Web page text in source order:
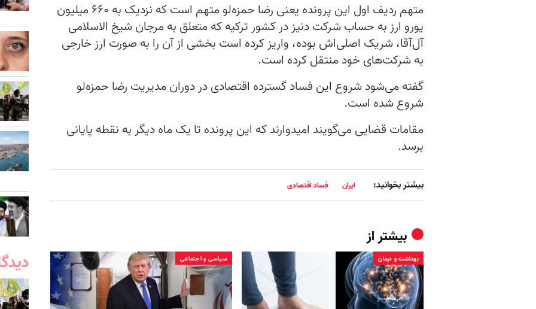
متهم ردیف اول این پرونده یعنی رضا حمزه‌لو متهم است که نزدیک به ۶۶۰ میلیون
یورو ارز به حساب شرکت دنیز در کشور ترکیه که متعلق به مرجان شیخ الاسلامی
آل‌آقا، شریک اصلی‌اش بوده، واریز کرده است بخشی از آن را به صورت ارز خارجی
به شرکت‌های خود منتقل کرده است.
گفته می‌شود شروع این فساد گسترده اقتصادی در دوران مدیریت رضا حمزه‌لو
شروع شده است.
مقامات قضایی می‌گویند امیدوارند که این پرونده تا یک ماه دیگر به نقطه پایانی
برسد.
بیشتر بخوانید: ایران فساد اقتصادی
بیشتر از
بهداشت و درمان سیاسی و اجتماعی